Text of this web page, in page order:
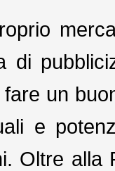
di
un
e
Oltre alla